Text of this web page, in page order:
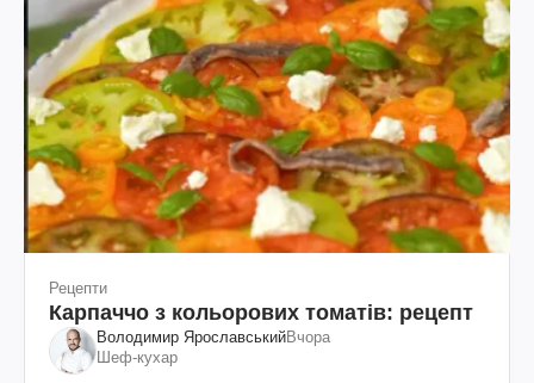
Рецепти
Карпаччо з кольорових томатів: рецепт
Володимир ЯрославськийВчора
Шеф-кухар